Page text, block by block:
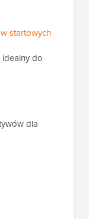
startowych
do
dla